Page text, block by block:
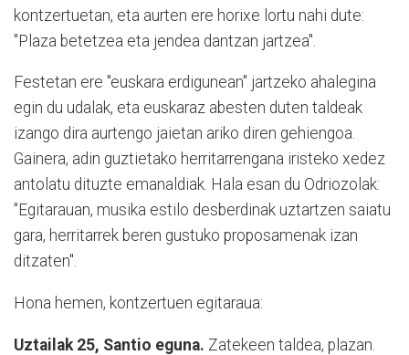
kontzertuetan, eta aurten ere horixe lortu nahi dute:
"Plaza betetzea eta jendea dantzan jartzea".
Festetan ere "euskara erdigunean" jartzeko ahalegina
egin du udalak, eta euskaraz abesten duten taldeak
izango dira aurtengo jaietan ariko diren gehiengoa.
Gainera, adin guztietako herritarrengana iristeko xedez
antolatu dituzte emanaldiak. Hala esan du Odriozolak:
"Egitarauan, musika estilo desberdinak uztartzen saiatu
gara, herritarrek beren gustuko proposamenak izan
ditzaten".
Hona hemen, kontzertuen egitaraua:
Uztailak 25, Santio eguna. Zatekeen taldea, plazan.